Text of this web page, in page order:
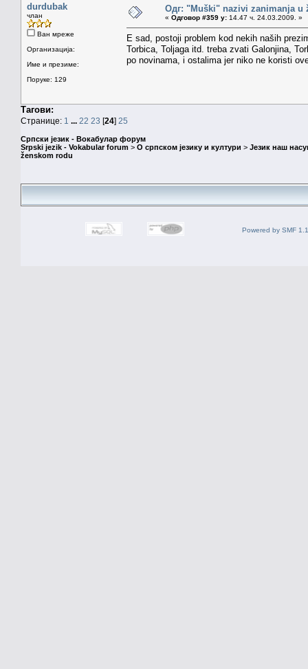
durdubak
члан
Ван мреже
Организација:
Име и презиме:
Поруке: 129
Одг: "Muški" nazivi zanimanja u
« Одговор #359 у: 14.47 ч. 24.03.2009. »
E sad, postoji problem kod nekih naših
Torbica, Toljaga itd. treba zvati Galonjina,
po novinama, i ostalima jer niko ne koristi
Тагови:
Странице: 1 ... 22 23 [24] 25
Српски језик - Вокабулар форум
Srpski jezik - Vokabular forum > О српском језику и култури > Језик наш
ženskom rodu
Powered by SMF